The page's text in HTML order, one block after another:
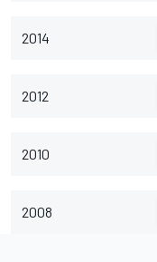
2014
2012
2010
2008